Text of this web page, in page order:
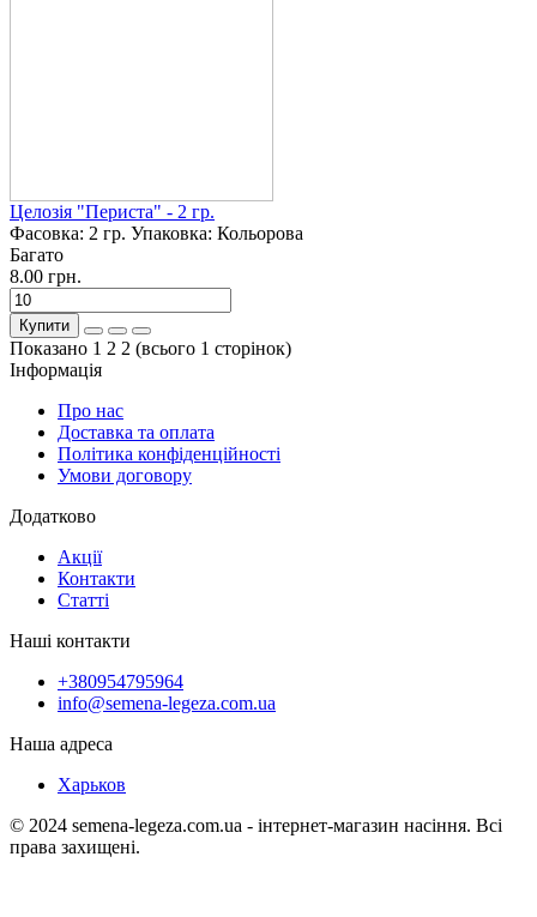
Целозія "Периста" - 2 гр.
Фасовка: 2 гр. Упаковка: Кольорова
Багато
8.00 грн.
Купити
Показано 1 2 2 (всього 1 сторінок)
Інформація
Про нас
Доставка та оплата
Політика конфіденційності
Умови договору
Додатково
Акції
Контакти
Статті
Наші контакти
+380954795964
info@semena-legeza.com.ua
Наша адреса
Харьков
© 2024 semena-legeza.com.ua - інтернет-магазин насіння. Всі
права захищені.